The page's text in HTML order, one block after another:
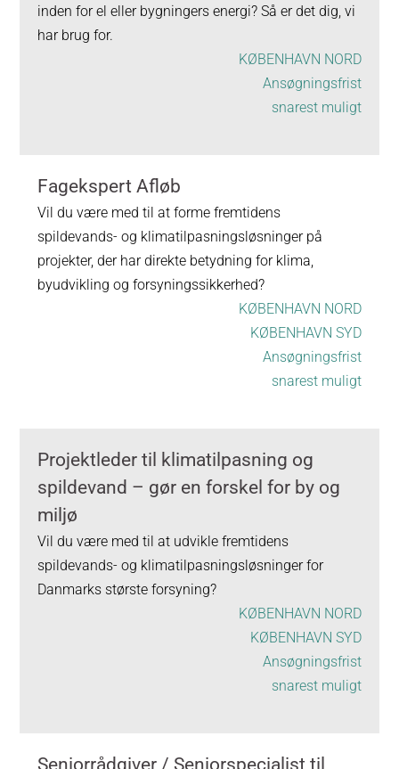
inden for el eller bygningers energi? Så er det dig, vi
har brug for.
KØBENHAVN NORD
Ansøgningsfrist
snarest muligt
Fagekspert Afløb
Vil du være med til at forme fremtidens
spildevands- og klimatilpasningsløsninger på
projekter, der har direkte betydning for klima,
byudvikling og forsyningssikkerhed?
KØBENHAVN NORD
KØBENHAVN SYD
Ansøgningsfrist
snarest muligt
Projektleder til klimatilpasning og
spildevand – gør en forskel for by og
miljø
Vil du være med til at udvikle fremtidens
spildevands- og klimatilpasningsløsninger for
Danmarks største forsyning?
KØBENHAVN NORD
KØBENHAVN SYD
Ansøgningsfrist
snarest muligt
Seniorrådgiver / Seniorspecialist til